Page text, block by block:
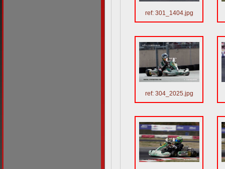
ref: 301_1404.jpg
ref: 304_2025.jpg